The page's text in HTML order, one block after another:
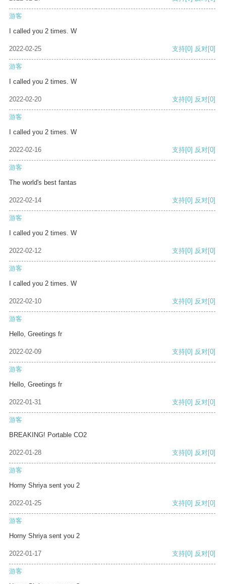
游客
I called you 2 times. W
2022-02-25 支持[0] 反对[0]
游客
I called you 2 times. W
2022-02-20 支持[0] 反对[0]
游客
I called you 2 times. W
2022-02-16 支持[0] 反对[0]
游客
The world's best fantas
2022-02-14 支持[0] 反对[0]
游客
I called you 2 times. W
2022-02-12 支持[0] 反对[0]
游客
I called you 2 times. W
2022-02-10 支持[0] 反对[0]
游客
Hello, Greetings fr
2022-02-09 支持[0] 反对[0]
游客
Hello, Greetings fr
2022-01-31 支持[0] 反对[0]
游客
BREAKING! Portable CO2
2022-01-28 支持[0] 反对[0]
游客
Horny Shriya sent you 2
2022-01-25 支持[0] 反对[0]
游客
Horny Shriya sent you 2
2022-01-17 支持[0] 反对[0]
游客